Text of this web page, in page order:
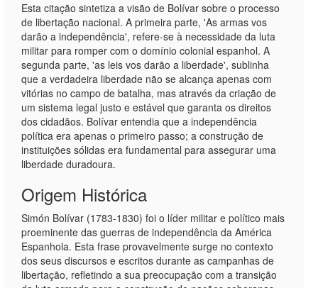
Esta citação sintetiza a visão de Bolívar sobre o processo
de libertação nacional. A primeira parte, 'As armas vos
darão a independência', refere-se à necessidade da luta
militar para romper com o domínio colonial espanhol. A
segunda parte, 'as leis vos darão a liberdade', sublinha
que a verdadeira liberdade não se alcança apenas com
vitórias no campo de batalha, mas através da criação de
um sistema legal justo e estável que garanta os direitos
dos cidadãos. Bolívar entendia que a independência
política era apenas o primeiro passo; a construção de
instituições sólidas era fundamental para assegurar uma
liberdade duradoura.
Origem Histórica
Simón Bolívar (1783-1830) foi o líder militar e político mais
proeminente das guerras de independência da América
Espanhola. Esta frase provavelmente surge no contexto
dos seus discursos e escritos durante as campanhas de
libertação, refletindo a sua preocupação com a transição